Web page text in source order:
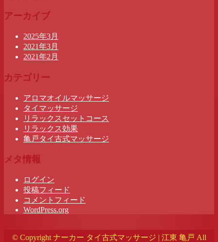
アーカイブ
2025年3月
2021年3月
2021年2月
カテゴリー
アロマオイルマッサージ
タイマッサージ
リラックスセットコース
リラックス効果
亀戸タイ古式マッサージ
メタ情報
ログイン
投稿フィード
コメントフィード
WordPress.org
© Copyright ナーカー タイ古式マッサージ | 江東 亀戸 All